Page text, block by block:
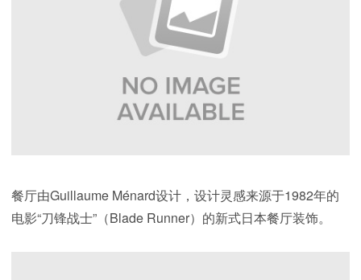
餐厅由Guillaume Ménard设计，设计灵感来源于1982年的
电影“刀锋战士”（Blade Runner）的新式日本餐厅装饰。